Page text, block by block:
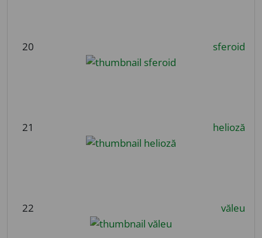
20 sferoid
21 helioză
22 văleu